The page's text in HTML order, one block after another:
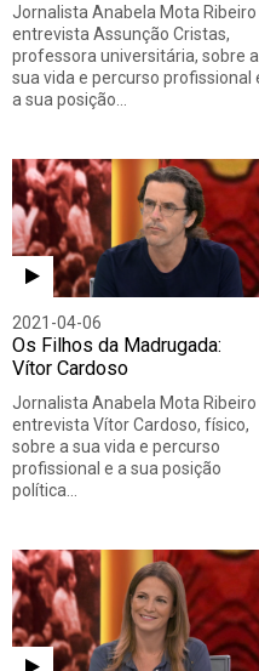
Jornalista Anabela Mota Ribeiro
entrevista Assunção Cristas,
professora universitária, sobre a
sua vida e percurso profissional
a sua posição…
2021-04-06
Os Filhos da Madrugada:
Vítor Cardoso
Jornalista Anabela Mota Ribeiro
entrevista Vítor Cardoso, físico,
sobre a sua vida e percurso
profissional e a sua posição
política…